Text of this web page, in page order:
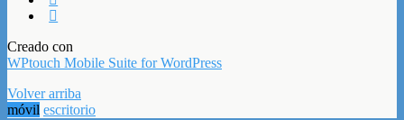
Creado con
WPtouch Mobile Suite for WordPress
Volver arriba
móvil escritorio